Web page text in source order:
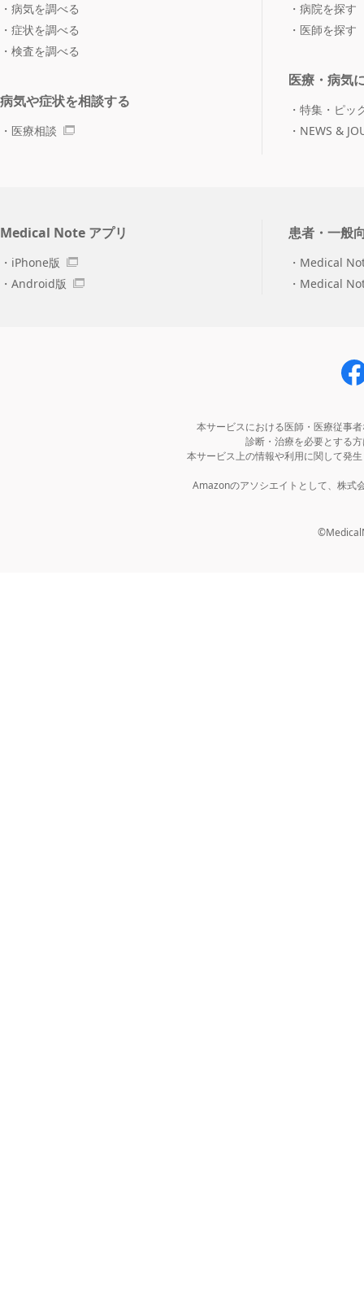
病気を調べる
症状を調べる
検査を調べる
病気や症状を相談する
医療相談
病院を探す
医師を探す
医療・病気
特集・ピッ
NEWS &
Medical Note アプリ
iPhone版
Android版
患者・一般
Medical
Medical
本サービスにおける医師・医療従事
診断・治療を必要とする
本サービス上の情報や利用に関して発
Amazonのアソシエイトとして、株式